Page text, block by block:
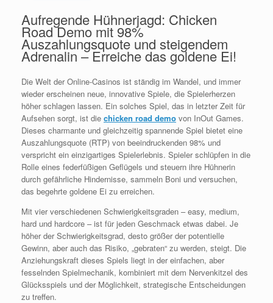
Aufregende Hühnerjagd: Chicken
Road Demo mit 98%
Auszahlungsquote und steigendem
Adrenalin – Erreiche das goldene Ei!
Die Welt der Online-Casinos ist ständig im Wandel, und immer
wieder erscheinen neue, innovative Spiele, die Spielerherzen
höher schlagen lassen. Ein solches Spiel, das in letzter Zeit für
Aufsehen sorgt, ist die chicken road demo von InOut Games.
Dieses charmante und gleichzeitig spannende Spiel bietet eine
Auszahlungsquote (RTP) von beeindruckenden 98% und
verspricht ein einzigartiges Spielerlebnis. Spieler schlüpfen in die
Rolle eines federfüßigen Geflügels und steuern ihre Hühnerin
durch gefährliche Hindernisse, sammeln Boni und versuchen,
das begehrte goldene Ei zu erreichen.
Mit vier verschiedenen Schwierigkeitsgraden – easy, medium,
hard und hardcore – ist für jeden Geschmack etwas dabei. Je
höher der Schwierigkeitsgrad, desto größer der potentielle
Gewinn, aber auch das Risiko, „gebraten“ zu werden, steigt. Die
Anziehungskraft dieses Spiels liegt in der einfachen, aber
fesselnden Spielmechanik, kombiniert mit dem Nervenkitzel des
Glücksspiels und der Möglichkeit, strategische Entscheidungen
zu treffen.